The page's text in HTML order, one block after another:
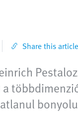
Share this article